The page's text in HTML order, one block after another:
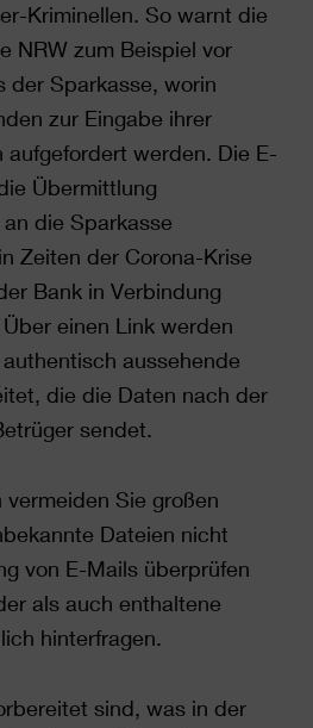
Kriminellen. So warnt die
NRW zum Beispiel vor
der Sparkasse, worin
zur Eingabe ihrer
aufgefordert werden. Die E-
Übermittlung
die Sparkasse
Zeiten der Corona-Krise
Bank in Verbindung
einen Link werden
aussehende
die die Daten nach der
sendet.
Sie großen
Dateien nicht
von E-Mails überprüfen
als auch enthaltene
hinterfragen.
sind, was in der